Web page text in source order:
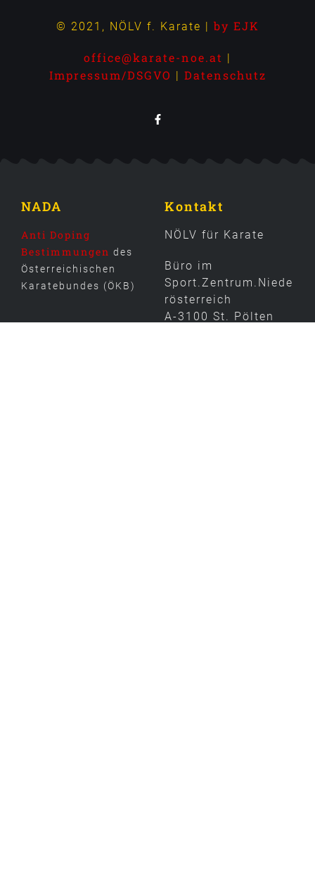
© 2021, NÖLV f. Karate | by EJK
office@karate-noe.at |
Impressum/DSGVO | Datenschutz
NADA
Anti Doping
Bestimmungen des
Österreichischen
Karatebundes (ÖKB)
Kontakt
NÖLV für Karate
Büro im
Sport.Zentrum.Niede
rösterreich
A-3100 St. Pölten